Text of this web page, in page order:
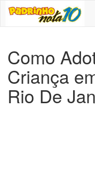
Como
Criança
Rio De